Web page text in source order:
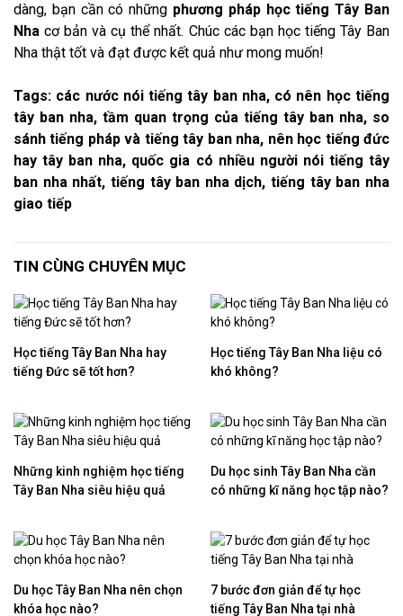
dàng, bạn cần có những phương pháp học tiếng Tây Ban
Nha cơ bản và cụ thể nhất. Chúc các bạn học tiếng Tây Ban
Nha thật tốt và đạt được kết quả như mong muốn!
Tags: các nước nói tiếng tây ban nha, có nên học tiếng
tây ban nha, tầm quan trọng của tiếng tây ban nha, so
sánh tiếng pháp và tiếng tây ban nha, nên học tiếng đức
hay tây ban nha, quốc gia có nhiều người nói tiếng tây
ban nha nhất, tiếng tây ban nha dịch, tiếng tây ban nha
giao tiếp
TIN CÙNG CHUYÊN MỤC
Học tiếng Tây Ban Nha hay
tiếng Đức sẽ tốt hơn?
Học tiếng Tây Ban Nha liệu có
khó không?
Những kinh nghiệm học tiếng
Tây Ban Nha siêu hiệu quả
Du học sinh Tây Ban Nha cần
có những kĩ năng học tập nào?
Du học Tây Ban Nha nên chọn
khóa học nào?
7 bước đơn giản để tự học
tiếng Tây Ban Nha tại nhà